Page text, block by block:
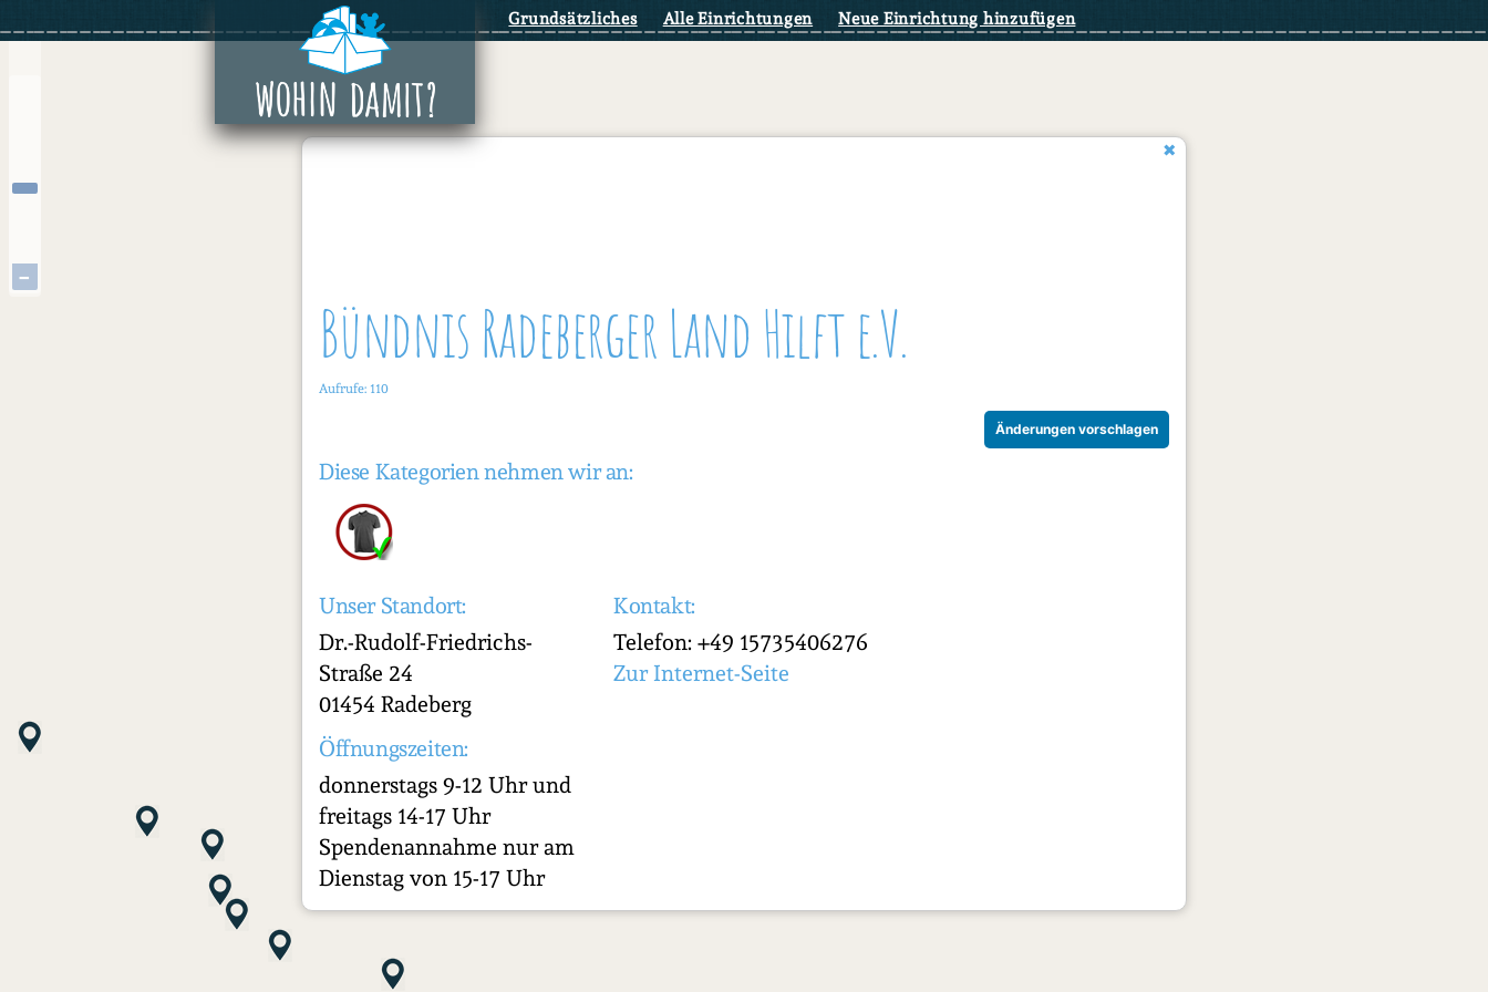
Inhalt
Grundsätzliches Alle Einrichtungen Neue Einrichtung hinzufügen
−
Bündnis Radeberger Land Hilft e.V.
Aufrufe: 110
Änderungen vorschlagen
Diese Kategorien nehmen wir an:
Unser Standort:
Dr.-Rudolf-Friedrichs-
Straße 24
01454 Radeberg
Kontakt:
Telefon: +49 15735406276
Zur Internet-Seite
Öffnungszeiten:
donnerstags 9-12 Uhr und
freitags 14-17 Uhr
Spendenannahme nur am
Dienstag von 15-17 Uhr